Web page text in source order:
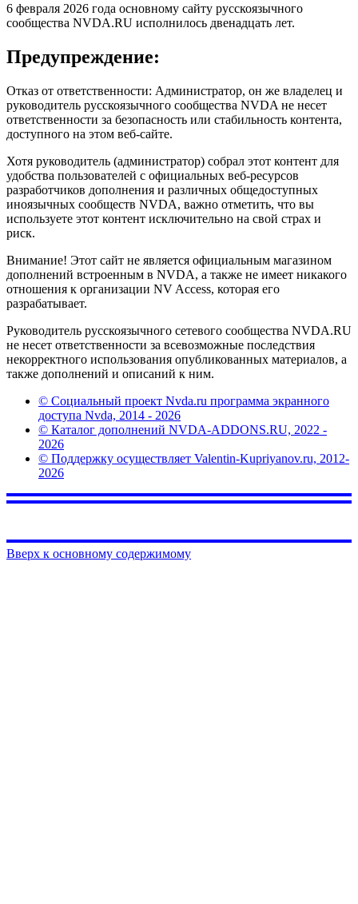
6 февраля 2026 года основному сайту русскоязычного
сообщества NVDA.RU исполнилось двенадцать лет.
Предупреждение:
Отказ от ответственности: Администратор, он же владелец и
руководитель русскоязычного сообщества NVDA не несет
ответственности за безопасность или стабильность контента,
доступного на этом веб-сайте.
Хотя руководитель (администратор) собрал этот контент для
удобства пользователей с официальных веб-ресурсов
разработчиков дополнения и различных общедоступных
иноязычных сообществ NVDA, важно отметить, что вы
используете этот контент исключительно на свой страх и
риск.
Внимание! Этот сайт не является официальным магазином
дополнений встроенным в NVDA, а также не имеет никакого
отношения к организации NV Access, которая его
разрабатывает.
Руководитель русскоязычного сетевого сообщества NVDA.RU
не несет ответственности за всевозможные последствия
некорректного использования опубликованных материалов, а
также дополнений и описаний к ним.
© Социальный проект Nvda.ru программа экранного
доступа Nvda, 2014 - 2026
© Каталог дополнений NVDA-ADDONS.RU, 2022 -
2026
© Поддержку осуществляет Valentin-Kupriyanov.ru, 2012-
2026
Вверх к основному содержимому